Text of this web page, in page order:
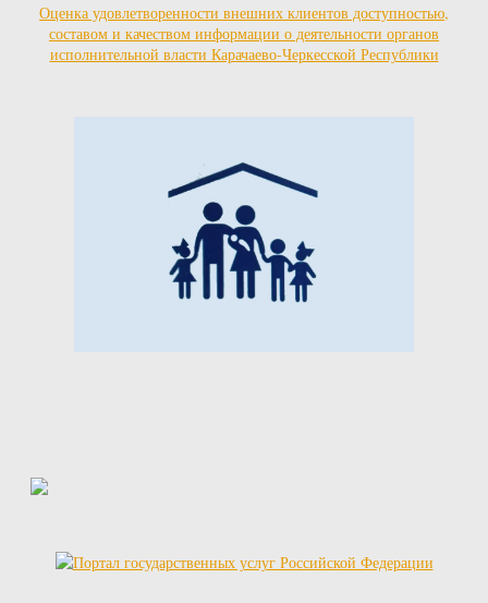
Оценка удовлетворенности внешних клиентов доступностью,
составом и качеством информации о деятельности органов
исполнительной власти Карачаево-Черкесской Республики